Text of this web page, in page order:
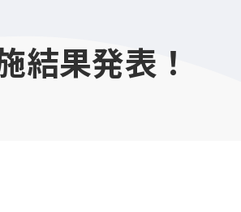
結果発表！